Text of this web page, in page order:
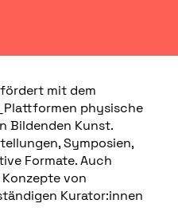
mit dem
physische
Bildenden Kunst.
Symposien,
Formate. Auch
von
Kurator:innen